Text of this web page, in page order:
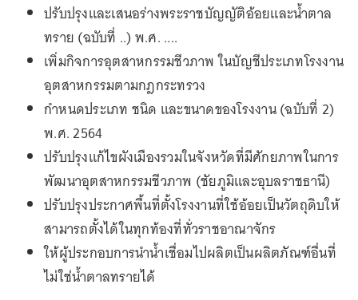
ปรับปรุงและเสนอร่างพระราชบัญญัติอ้อยและน้ำตาล
ทราย (ฉบับที่ ..) พ.ศ. ....
เพิ่มกิจการอุตสาหกรรมชีวภาพ ในบัญชีประเภทโรงงาน
อุตสาหกรรมตามกฎกระทรวง
กำหนดประเภท ชนิด และขนาดของโรงงาน (ฉบับที่ 2)
พ.ศ. 2564
ปรับปรุงแก้ไขผังเมืองรวมในจังหวัดที่มีศักยภาพในการ
พัฒนาอุตสาหกรรมชีวภาพ (ชัยภูมิและอุบลราชธานี)
ปรับปรุงประกาศพื้นที่ตั้งโรงงานที่ใช้อ้อยเป็นวัตถุดิบให้
สามารถตั้งได้ในทุกท้องที่ทั่วราชอาณาจักร
ให้ผู้ประกอบการนำน้ำเชื่อมไปผลิตเป็นผลิตภัณฑ์อื่นที่
ไม่ใช่น้ำตาลทรายได้